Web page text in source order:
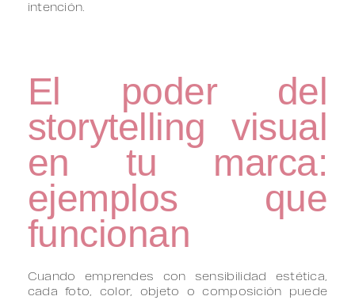
intención.
El poder del
storytelling visual
en tu marca:
ejemplos que
funcionan
Cuando emprendes con sensibilidad estética,
cada foto, color, objeto o composición puede